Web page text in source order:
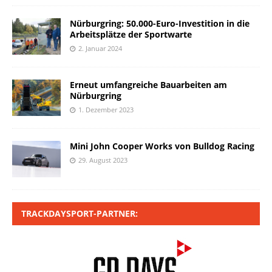
Nürburgring: 50.000-Euro-Investition in die
Arbeitsplätze der Sportwarte
2. Januar 2024
Erneut umfangreiche Bauarbeiten am
Nürburgring
1. Dezember 2023
Mini John Cooper Works von Bulldog Racing
29. August 2023
TRACKDAYSPORT-PARTNER: